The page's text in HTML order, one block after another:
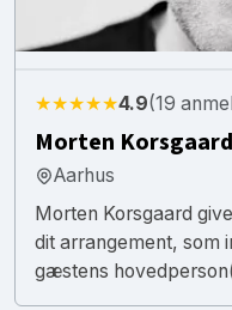
★★★★★4.9(19
Morten Korsgaard
Aarhus
Morten Korsgaard
dit arrangement, som
gæstens